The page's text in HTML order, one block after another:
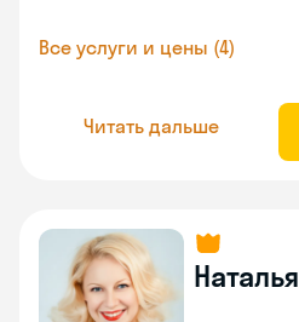
Все услуги и цены (4)
Читать дальше
Наталья